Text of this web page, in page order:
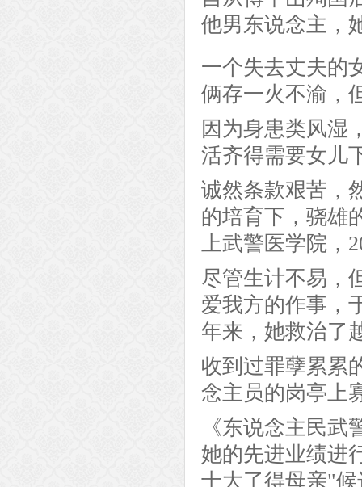
他男东说念主，
一个失去丈夫的
俩存一火不渝，
因为身患类风湿
活齐得需要女儿
诚然条款艰苦，
的培育下，骁雄
上武警医学院，
尽管生计不易，
爱我方的作事，
年来，她救治了
收到过罪孽累累
念主员的岗亭上
《东说念主民
她的先进业绩进
十大了得母亲"